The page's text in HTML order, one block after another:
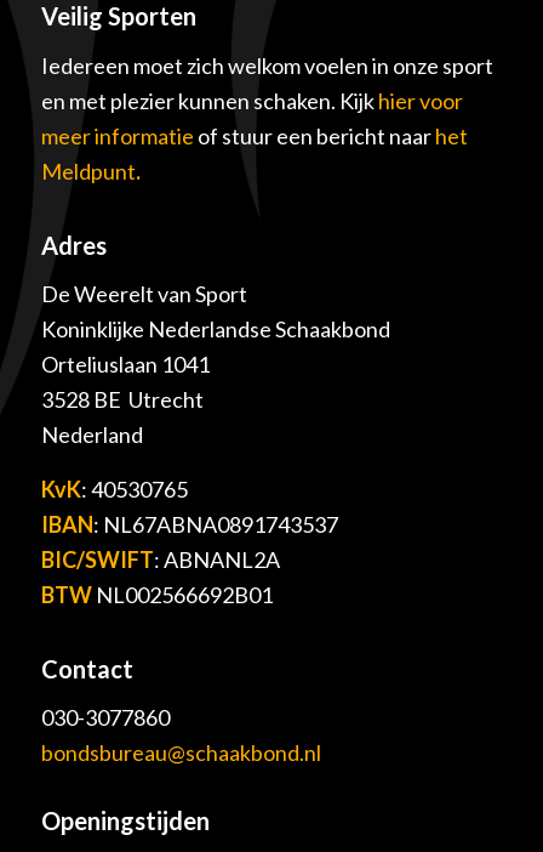
Veilig Sporten
Iedereen moet zich welkom voelen in onze sport
en met plezier kunnen schaken. Kijkhier voor
meer informatie of stuur een bericht naarhet
Meldpunt.
Adres
De Weerelt van Sport
Koninklijke Nederlandse Schaakbond
Orteliuslaan 1041
3528 BE Utrecht
Nederland
KvK: 40530765
IBAN: NL67ABNA0891743537
BIC/SWIFT: ABNANL2A
BTWNL002566692B01
Contact
030-3077860
bondsbureau@schaakbond.nl
Openingstijden